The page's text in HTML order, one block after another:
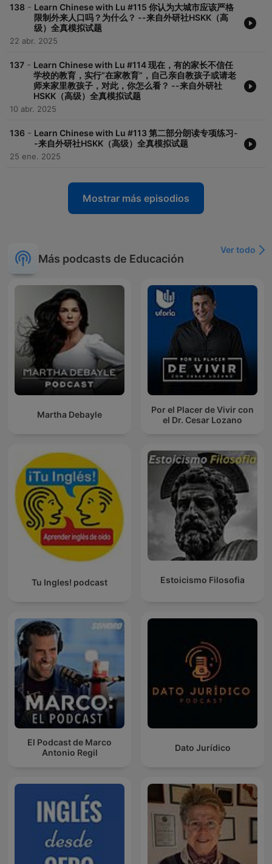
138 - Learn Chinese with Lu #115 你认为大城市应该严格
限制外来人口吗？为什么？ --来自外研社HSKK（高
级）全真模拟试题
22 abr. 2025
137 - Learn Chinese with Lu #114 现在，有的家长不信任
学校的教育，实行“在家教育”，自己亲自教孩子或请老
师来家里教孩子，对此，你怎么看？ --来自外研社
HSKK（高级）全真模拟试题
10 abr. 2025
136 - Learn Chinese with Lu #113 第二部分朗读专项练习-
-来自外研社HSKK（高级）全真模拟试题
25 ene. 2025
Mostrar más episodios
Más podcasts de Educación
Ver todo
Martha Debayle
Por el Placer de Vivir con
el Dr. Cesar Lozano
Tu Ingles! podcast Estoicismo Filosofia
El Podcast de Marco
Antonio Regil
Dato Jurídico